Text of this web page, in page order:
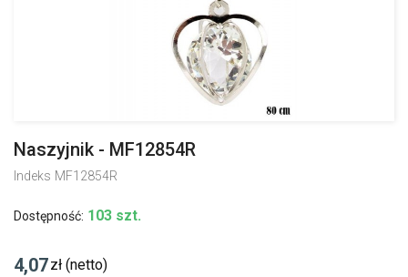
Naszyjnik - MF12854R
Indeks MF12854R
Dostępność: 103 szt.
4,07zł (netto)